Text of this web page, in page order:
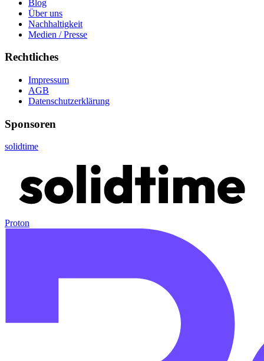
Blog
Über uns
Nachhaltigkeit
Medien / Presse
Rechtliches
Impressum
AGB
Datenschutzerklärung
Sponsoren
solidtime
Proton